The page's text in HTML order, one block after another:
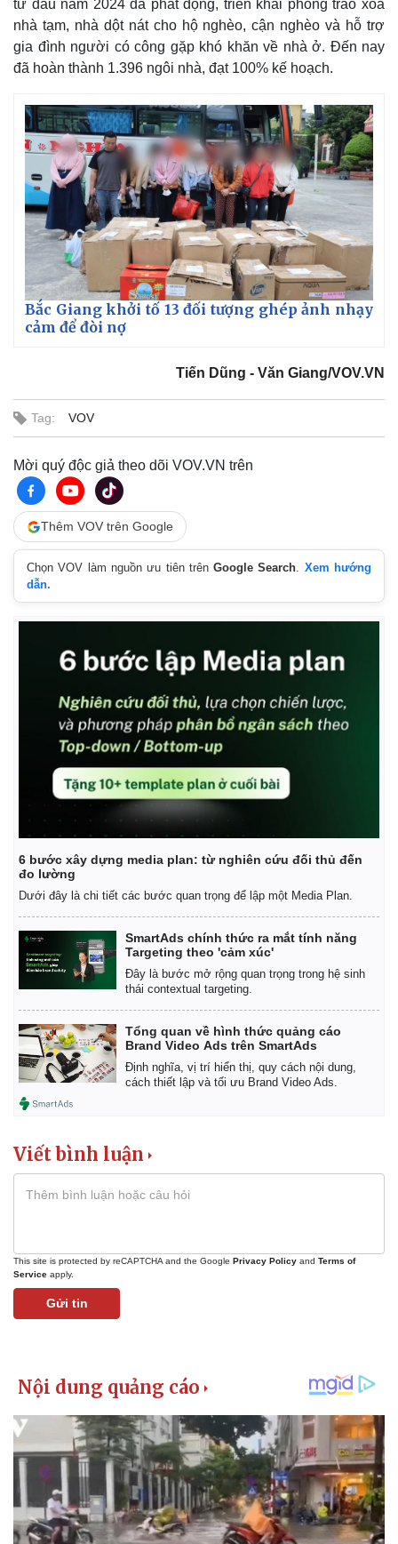
Pháp luật
Tư vấn luật
Quân sự - Quốc phòng
Vũ khí
Phân tích
từ đầu năm 2024 đã phát động, triển khai phong trào xóa
nhà tạm, nhà dột nát cho hộ nghèo, cận nghèo và hỗ trợ
gia đình người có công gặp khó khăn về nhà ở. Đến nay
đã hoàn thành 1.396 ngôi nhà, đạt 100% kế hoạch.
Bắc Giang khởi tố 13 đối tượng ghép ảnh nhạy
cảm để đòi nợ
Tiến Dũng - Văn Giang/VOV.VN
Tag: VOV
Mời quý độc giả theo dõi VOV.VN trên
Thêm VOV trên Google
Chọn VOV làm nguồn ưu tiên trênGoogle Search. Xem hướng
dẫn.
6 bước xây dựng media plan: từ nghiên cứu đối thủ đến
đo lường
Dưới đây là chi tiết các bước quan trọng để lập một Media Plan.
SmartAds chính thức ra mắt tính năng
Targeting theo 'cảm xúc'
Đây là bước mở rộng quan trọng trong hệ sinh
thái contextual targeting.
Tổng quan về hình thức quảng cáo
Brand Video Ads trên SmartAds
Định nghĩa, vị trí hiển thị, quy cách nội dung,
cách thiết lập và tối ưu Brand Video Ads.
Viết bình luận
This site is protected by reCAPTCHA and the Google Privacy Policy and Terms of
Service apply.
Gửi tin